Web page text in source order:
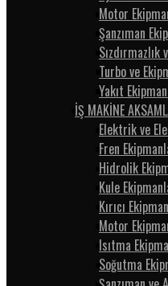
Motor
Şanzıman
Sızdırmazlık
Turbo ve
Yakıt
İŞ MAKİNE
Elektrik ve
Fren
Hidrolik
Kule
Kırıcı
Motor
Isıtma
Soğutma